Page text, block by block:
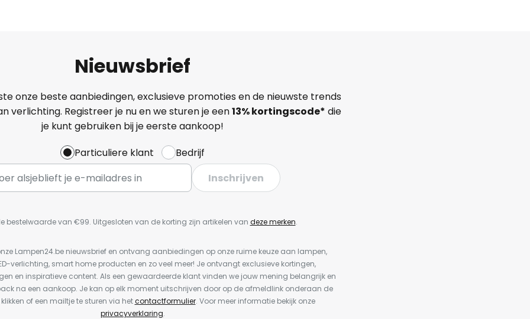
Nieuwsbrief
onze beste aanbiedingen, exclusieve promoties en de nieuwste trends
verlichting. Registreer je nu en we sturen je een13%kortingscode* die
je kunt gebruiken bij je eerste aankoop!
Particuliere klant
Bedrijf
Inschrijven
bestelwaarde van €99. Uitgesloten van de korting zijn artikelen van deze merken.
Lampen24.be nieuwsbrief en ontvang aanbiedingen op onze ruime keuze aan lampen,
verlichting, smart home producten en zo veel meer! Je ontvangt exclusieve kortingen,
en inspiratieve content. Als een gewaardeerde klant vinden we jouw mening belangrijk en
na een aankoop. Je kan op elk moment uitschrijven door op de afmeldlink onderaan de
of een mailtje te sturen via hetcontactformulier. Voor meer informatie bekijk onze
privacyverklaring.